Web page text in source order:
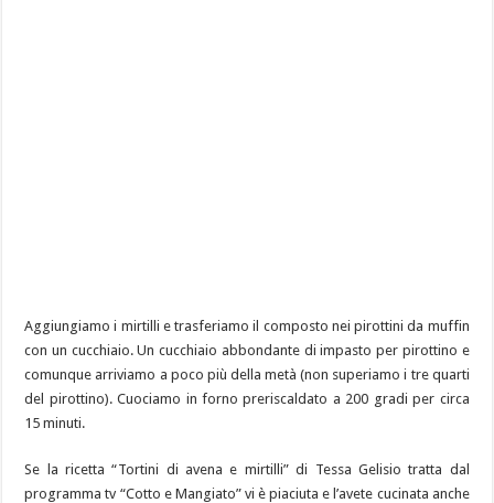
Aggiungiamo i mirtilli e trasferiamo il composto nei pirottini da muffin
con un cucchiaio. Un cucchiaio abbondante di impasto per pirottino e
comunque arriviamo a poco più della metà (non superiamo i tre quarti
del pirottino). Cuociamo in forno preriscaldato a 200 gradi per circa
15 minuti.
Se la ricetta “Tortini di avena e mirtilli” di Tessa Gelisio tratta dal
programma tv “Cotto e Mangiato” vi è piaciuta e l’avete cucinata anche